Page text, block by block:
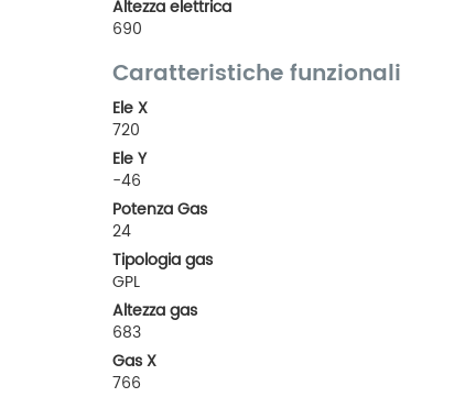
Altezza elettrica
690
Caratteristiche funzionali
Ele X
720
Ele Y
-46
Potenza Gas
24
Tipologia gas
GPL
Altezza gas
683
Gas X
766